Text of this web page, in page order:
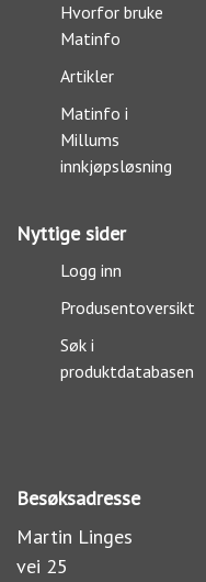
Hvorfor bruke
Matinfo
Artikler
Matinfo i
Millums
innkjøpsløsning
Nyttige sider
Logg inn
Produsentoversikt
Søk i
produktdatabasen
Besøksadresse
Martin Linges
vei 25